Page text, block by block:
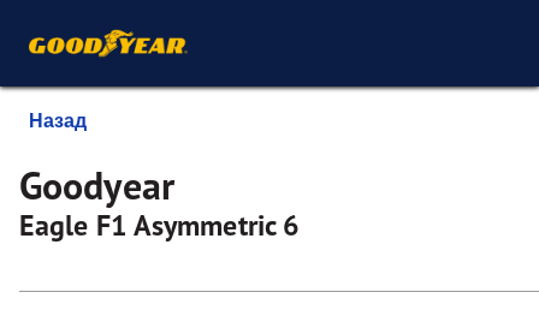
Назад
Goodyear
Eagle F1 Asymmetric 6